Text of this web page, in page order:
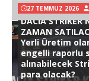
27 TEMMUZ 2026
DACIA STRIKER
ZAMAN
Yerli Üretim
engelli raporlu
alınabilecek
para olacak?